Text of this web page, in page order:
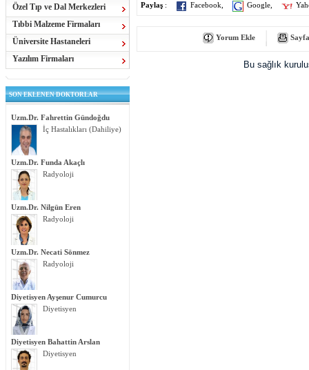
Özel Tıp ve Dal Merkezleri
Tıbbi Malzeme Firmaları
Üniversite Hastaneleri
Yazılım Firmaları
SON EKLENEN DOKTORLAR
Uzm.Dr. Fahrettin Gündoğdu
İç Hastalıkları (Dahiliye)
Uzm.Dr. Funda Akaçlı
Radyoloji
Uzm.Dr. Nilgün Eren
Radyoloji
Uzm.Dr. Necati Sönmez
Radyoloji
Diyetisyen Ayşenur Cumurcu
Diyetisyen
Diyetisyen Bahattin Arslan
Diyetisyen
Paylaş : Facebook Google
Yorum Ekle
Bu sağlık